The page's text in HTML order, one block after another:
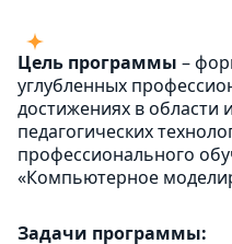
Цель программы –
углубленных
достижениях в области
педагогических
профессионального
«Компьютерное
Задачи программы: